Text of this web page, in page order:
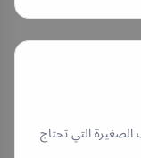
التي تحتاج